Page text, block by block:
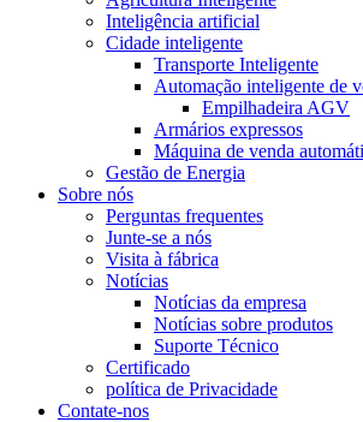
Inteligência artificial
Cidade inteligente
Transporte Inteligente
Automação inteligente de
Empilhadeira AGV
Armários expressos
Máquina de venda
Gestão de Energia
Sobre nós
Perguntas frequentes
Junte-se a nós
Visita à fábrica
Notícias
Notícias da empresa
Notícias sobre produtos
Suporte Técnico
Certificado
política de Privacidade
Contate-nos